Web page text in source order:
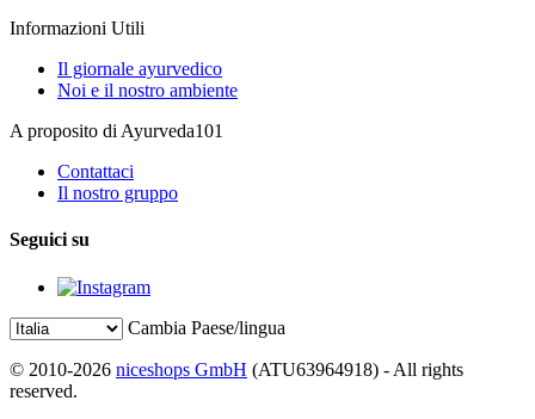
Informazioni Utili
Il giornale ayurvedico
Noi e il nostro ambiente
A proposito di Ayurveda101
Contattaci
Il nostro gruppo
Seguici su
Cambia Paese/lingua
© 2010-2026 niceshops GmbH (ATU63964918) - All rights
reserved.